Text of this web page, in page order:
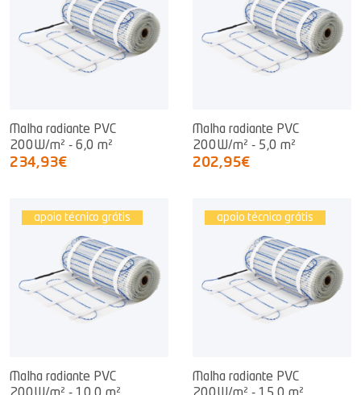
Malha radiante PVC
200W/m² - 6,0 m²
234,93€
Malha radiante PVC
200W/m² - 5,0 m²
202,95€
apoio técnico grátis
Malha radiante PVC
apoio técnico grátis
Malha radiante PVC